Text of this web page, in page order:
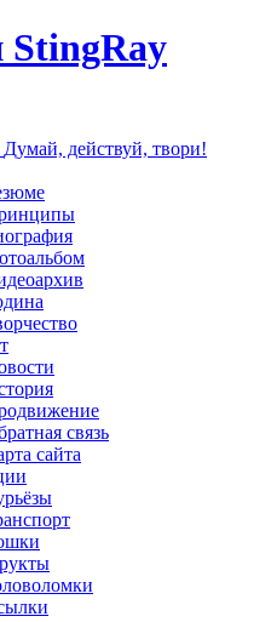
Думай, действуй, твори!
связь
сайта